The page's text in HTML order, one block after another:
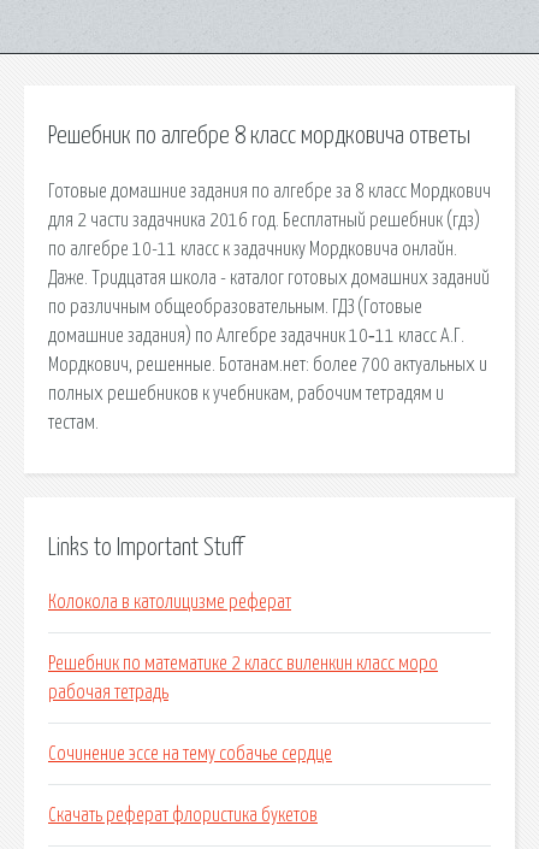
Решебник по алгебре 8 класс мордковича ответы
Готовые домашние задания по алгебре за 8 класс Мордкович
для 2 части задачника 2016 год. Бесплатный решебник (гдз)
по алгебре 10-11 класс к задачнику Мордковича онлайн.
Даже. Тридцатая школа - каталог готовых домашних заданий
по различным общеобразовательным. ГДЗ (Готовые
домашние задания) по Алгебре задачник 10‐11 класс А.Г.
Мордкович, решенные. Ботанам.нет: более 700 актуальных и
полных решебников к учебникам, рабочим тетрадям и
тестам.
Links to Important Stuff
Колокола в католицизме реферат
Решебник по математике 2 класс виленкин класс моро
рабочая тетрадь
Сочинение эссе на тему собачье сердце
Скачать реферат флористика букетов